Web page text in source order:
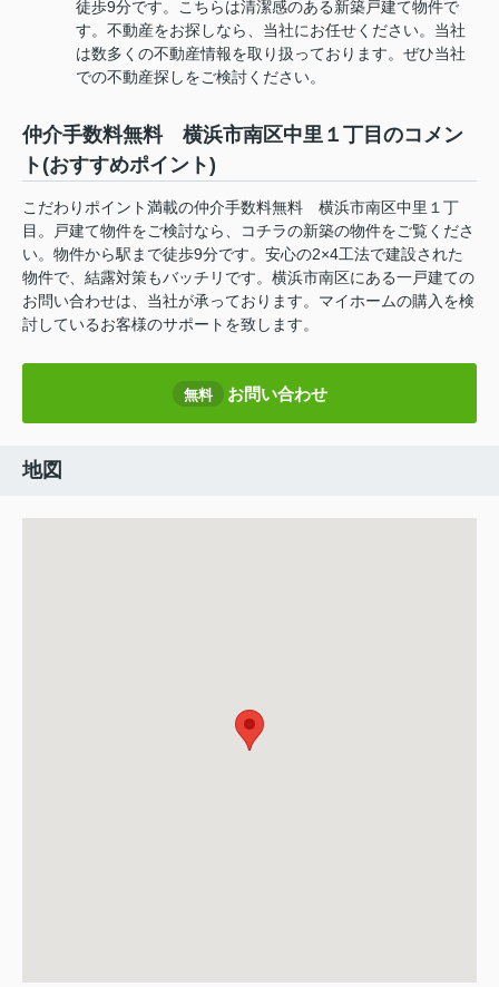
徒歩9分です。こちらは清潔感のある新築戸建て物件で
す。不動産をお探しなら、当社にお任せください。当社
は数多くの不動産情報を取り扱っております。ぜひ当社
での不動産探しをご検討ください。
仲介手数料無料 横浜市南区中里１丁目のコメン
ト(おすすめポイント)
こだわりポイント満載の仲介手数料無料 横浜市南区中里１丁
目。戸建て物件をご検討なら、コチラの新築の物件をご覧くださ
い。物件から駅まで徒歩9分です。安心の2×4工法で建設された
物件で、結露対策もバッチリです。横浜市南区にある一戸建ての
お問い合わせは、当社が承っております。マイホームの購入を検
討しているお客様のサポートを致します。
無料 お問い合わせ
地図